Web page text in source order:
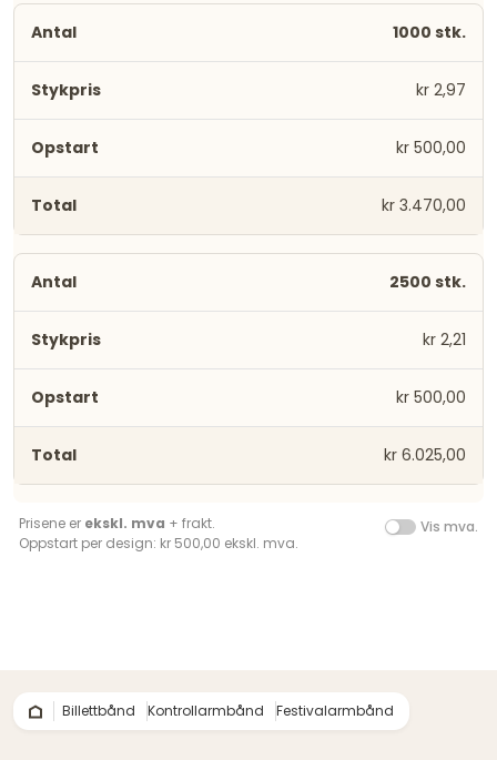
1000 stk.
kr 2,97
kr 500,00
kr 3.470,00
2500 stk.
kr 2,21
kr 500,00
kr 6.025,00
Prisene er ekskl. mva + frakt.
Oppstart per design: kr 500,00 ekskl. mva.
Vis mva.
Billettbånd Kontrollarmbånd Festivalarmbånd